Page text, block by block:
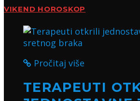
VIKEND HOROSKOP
Pročitaj više
TERAPEUTI